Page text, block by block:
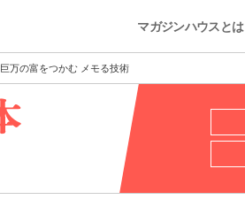
マガジンハウスとは
巨万の富をつかむ メモる技術